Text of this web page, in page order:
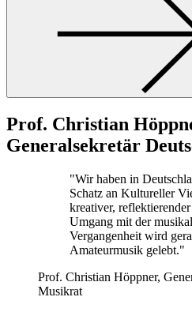
Prof. Christian
Generalsekretär
"Wir haben in
Schatz an Kultureller
kreativer,
Umgang mit der
Vergangenheit wird
Amateurmusik gelebt."
Prof. Christian Höppner,
Musikrat